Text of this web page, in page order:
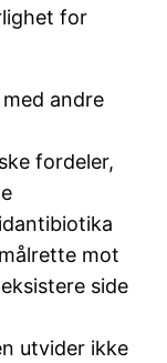
for
andre
fordeler,
mot
side
utvider ikke